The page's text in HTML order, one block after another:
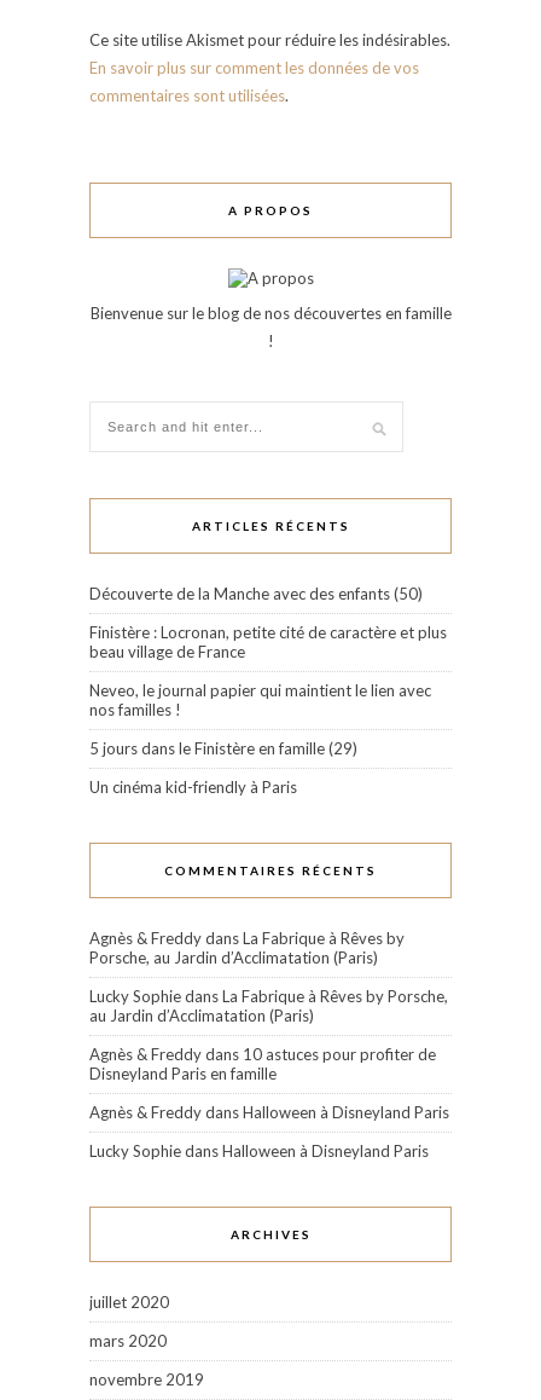
Ce site utilise Akismet pour réduire les indésirables.
En savoir plus sur comment les données de vos
commentaires sont utilisées.
A PROPOS
Bienvenue sur le blog de nos découvertes en famille
!
ARTICLES RÉCENTS
Découverte de la Manche avec des enfants (50)
Finistère : Locronan, petite cité de caractère et plus
beau village de France
Neveo, le journal papier qui maintient le lien avec
nos familles !
5 jours dans le Finistère en famille (29)
Un cinéma kid-friendly à Paris
COMMENTAIRES RÉCENTS
Agnès & FreddydansLa Fabrique à Rêves by
Porsche, au Jardin d’Acclimatation (Paris)
Lucky SophiedansLa Fabrique à Rêves by Porsche,
au Jardin d’Acclimatation (Paris)
Agnès & Freddydans 10 astuces pour profiter de
Disneyland Paris en famille
Agnès & FreddydansHalloween à Disneyland Paris
Lucky SophiedansHalloween à Disneyland Paris
ARCHIVES
juillet 2020
mars 2020
novembre 2019